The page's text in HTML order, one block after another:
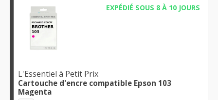
EXPÉDIÉ SOUS 8 À 10 JOURS
L'Essentiel à Petit Prix
Cartouche d'encre compatible Epson 103
Magenta